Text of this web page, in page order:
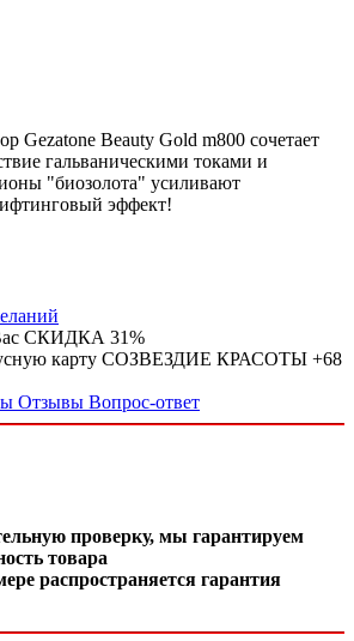
Gezatone Beauty Gold m800 сочетает
гальваническими токами и
"биозолота" усиливают
эффект!
СКИДКА 31%
карту СОЗВЕЗДИЕ КРАСОТЫ +68
Отзывы Вопрос-ответ
проверку, мы гарантируем
товара
распространяется гарантия